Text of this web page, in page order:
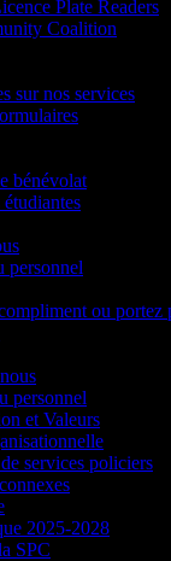
Plate Readers
Coalition
sur nos services
bénévolat
personnel
ou portez
personnel
et Valeurs
services policiers
2025-2028
SPC